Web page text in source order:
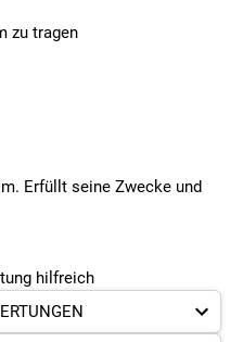
zu tragen
Erfüllt seine Zwecke und
hilfreich